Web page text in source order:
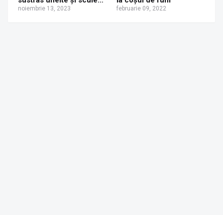
electrice
noiembrie 13, 2023 februarie 09, 2022